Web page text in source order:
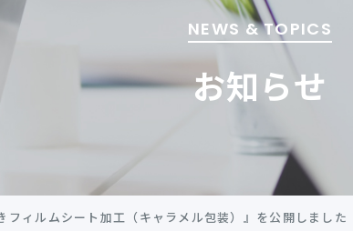
NEWS & TOPICS
お知らせ
フィルムシート加工（キャラメル包装）』を公開しました